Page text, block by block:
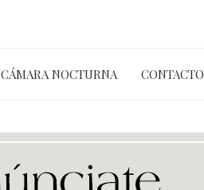
CÁMARA NOCTURNA CONTACTO